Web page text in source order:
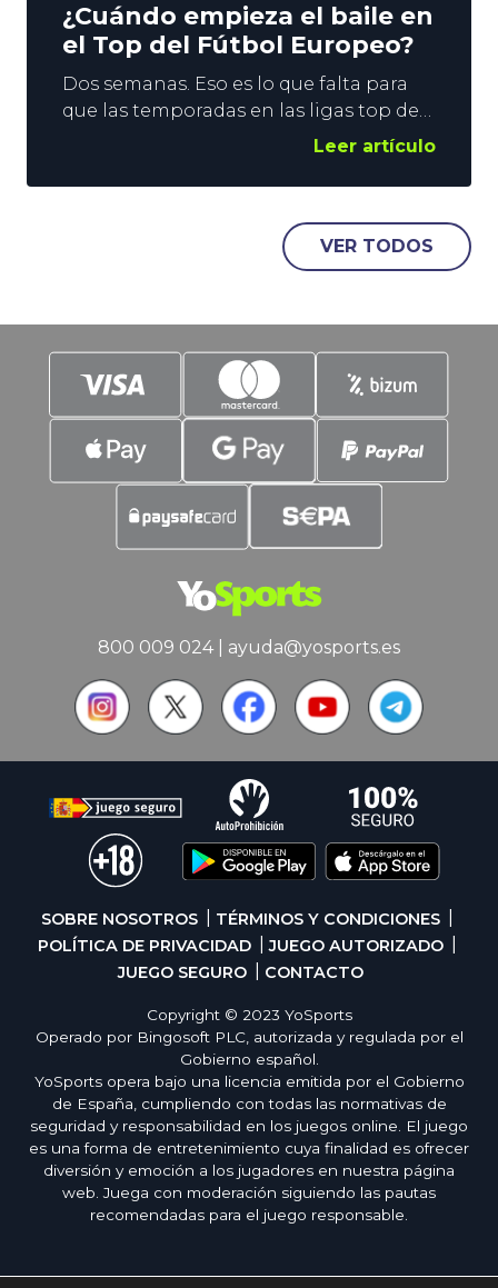
¿Cuándo empieza el baile en
el Top del Fútbol Europeo?
Dos semanas. Eso es lo que falta para
que las temporadas en las ligas top del
Fútbol Europeo se pongan en marcha.
levanta el telón en Inglaterra, Francia y
España, y una semana después le
llegará el turno a Alemania e Italia. En
Leer artículo
VER TODOS
800 009 024| ayuda@yosports.es
SOBRE NOSOTROS
TÉRMINOS Y CONDICIONES
POLÍTICA DE PRIVACIDAD
JUEGO AUTORIZADO
JUEGO SEGURO
CONTACTO
Copyright © 2023 YoSports
Operado por Bingosoft PLC, autorizada y regulada por el
Gobierno español.
YoSports opera bajo una licencia emitida por el Gobierno
de España, cumpliendo con todas las normativas de
seguridad y responsabilidad en los juegos online. El juego
es una forma de entretenimiento cuya finalidad es ofrecer
diversión y emoción a los jugadores en nuestra página
web. Juega con moderación siguiendo las pautas
recomendadas para el juego responsable.